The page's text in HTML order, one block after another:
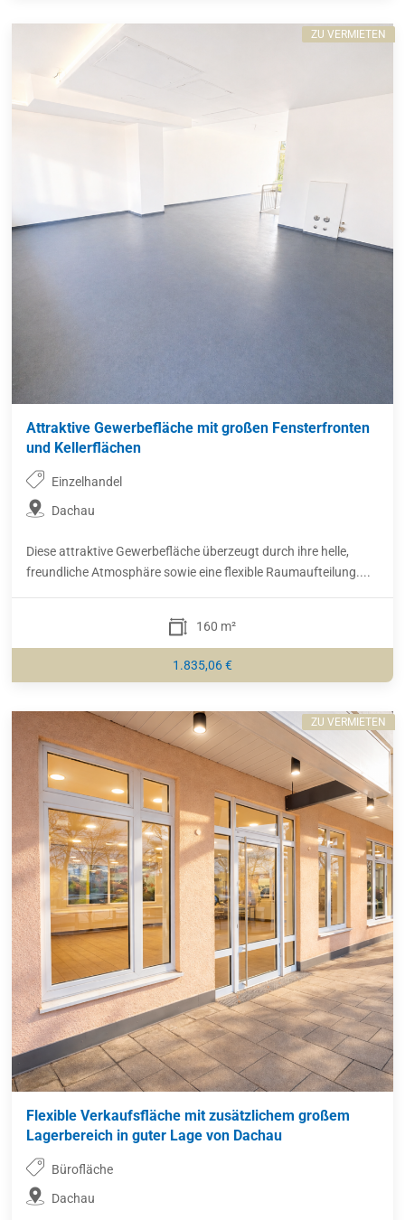
Attraktive Gewerbefläche mit großen Fensterfronten
und Kellerflächen
Einzelhandel
Dachau
Diese attraktive Gewerbefläche überzeugt durch ihre helle,
freundliche Atmosphäre sowie eine flexible Raumaufteilung....
160 m²
1.835,06 €
ZU VERMIETEN
Flexible Verkaufsfläche mit zusätzlichem großem
Lagerbereich in guter Lage von Dachau
Bürofläche
Dachau
ZU VERMIETEN